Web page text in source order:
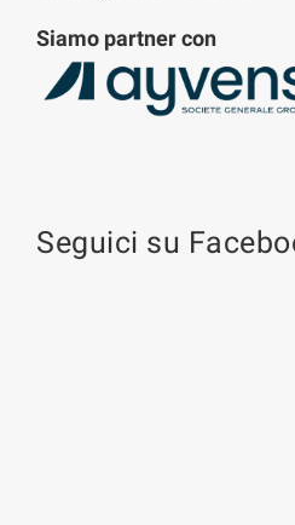
Siamo partner con
Seguici su